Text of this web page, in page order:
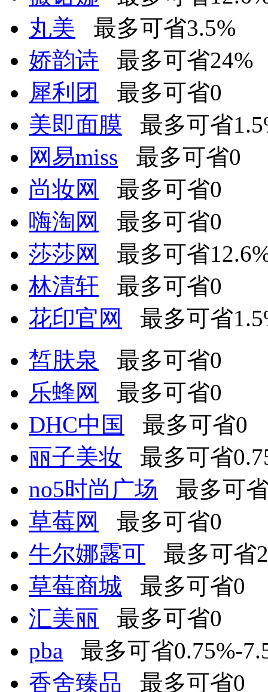
丸美 最多可省3.5%
娇韵诗 最多可省24%
犀利团
最多可省0
美即面膜 最多可省
网易miss 最多可省0
尚妆网
最多可省0
嗨淘网
最多可省0
莎莎网
最多可省
林清轩 最多可省0
花印官网
最多可省
皙肤泉
最多可省0
乐蜂网
最多可省0
DHC中国
最多可省0
丽子美妆 最多可省
no5时尚广场 最多可
草莓网
最多可省0
牛尔娜露可 最多可省
草莓商城 最多可省0
汇美丽 最多可省0
pba 最多可省0.75%-
香舍臻品 最多可省0